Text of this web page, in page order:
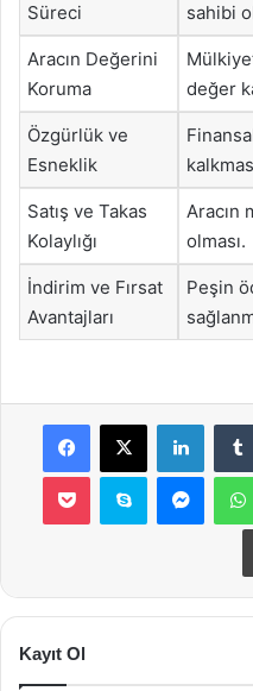
Süreci
sahibi
Aracın Değerini
Koruma
değer
Özgürlük ve
Esneklik
Satış ve Takas
Kolaylığı
Aracın
olması.
İndirim ve Fırsat
Avantajları
Peşin
Facebook
X
Pocket Skype
Kayıt Ol